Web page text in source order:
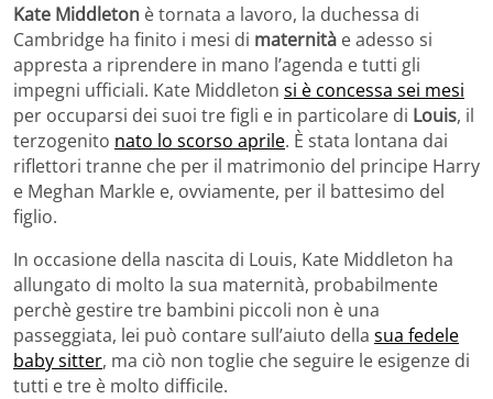
Kate Middleton è tornata a lavoro, la duchessa di
Cambridge ha finito i mesi di maternità e adesso si
appresta a riprendere in mano l’agenda e tutti gli
impegni ufficiali. Kate Middleton si è concessa sei mesi
per occuparsi dei suoi tre figli e in particolare di Louis, il
terzogenito nato lo scorso aprile. È stata lontana dai
riflettori tranne che per il matrimonio del principe Harry
e Meghan Markle e, ovviamente, per il battesimo del
figlio.
In occasione della nascita di Louis, Kate Middleton ha
allungato di molto la sua maternità, probabilmente
perchè gestire tre bambini piccoli non è una
passeggiata, lei può contare sull’aiuto della sua fedele
baby sitter, ma ciò non toglie che seguire le esigenze di
tutti e tre è molto difficile.